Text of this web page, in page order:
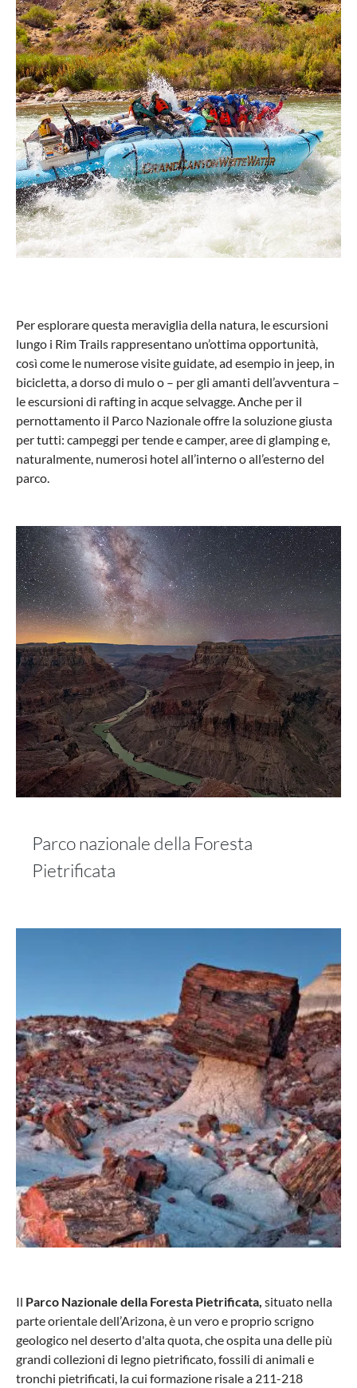
Per esplorare questa meraviglia della natura, le escursioni
lungo i Rim Trails rappresentano un’ottima opportunità,
così come le numerose visite guidate, ad esempio in jeep, in
bicicletta, a dorso di mulo o – per gli amanti dell’avventura –
le escursioni di rafting in acque selvagge. Anche per il
pernottamento il Parco Nazionale offre la soluzione giusta
per tutti: campeggi per tende e camper, aree di glamping e,
naturalmente, numerosi hotel all’interno o all’esterno del
parco.
Parco nazionale della Foresta
Pietrificata
Il Parco Nazionale della Foresta Pietrificata, situato nella
parte orientale dell’Arizona, è un vero e proprio scrigno
geologico nel deserto d'alta quota, che ospita una delle più
grandi collezioni di legno pietrificato, fossili di animali e
tronchi pietrificati, la cui formazione risale a 211-218